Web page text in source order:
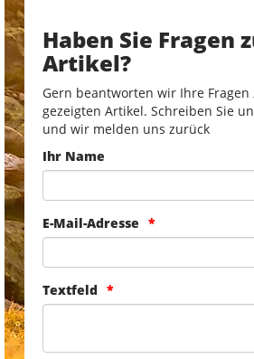
Haben Sie Fragen
Artikel?
Gern beantworten wir Ihre Fragen
gezeigten Artikel. Schreiben Sie
und wir melden uns zurück
Ihr Name
E-Mail-Adresse
Textfeld